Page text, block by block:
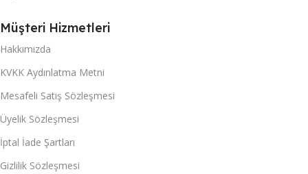
Müşteri Hizmetleri
Hakkımızda
KVKK Aydınlatma Metni
Mesafeli Satış Sözleşmesi
Üyelik Sözleşmesi
İptal İade Şartları
Gizlilik Sözleşmesi